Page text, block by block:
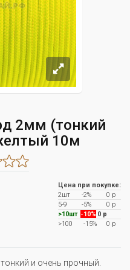
2мм (тонкий
10м
Цена при покупке:
2шт
-2%
0 р
5-9
-5%
0 р
>10шт -10% 0 р
>100
-15% 0 р
и очень прочный.